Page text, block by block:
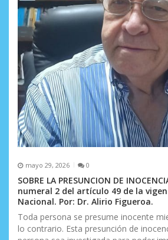
mayo 29, 2026 0
SOBRE LA PRESUNCION DE
numeral 2 del artículo 49 de la
Nacional. Por: Dr. Alirio Figueroa.
Toda persona se presume inocente
lo contrario. Esta presunción de